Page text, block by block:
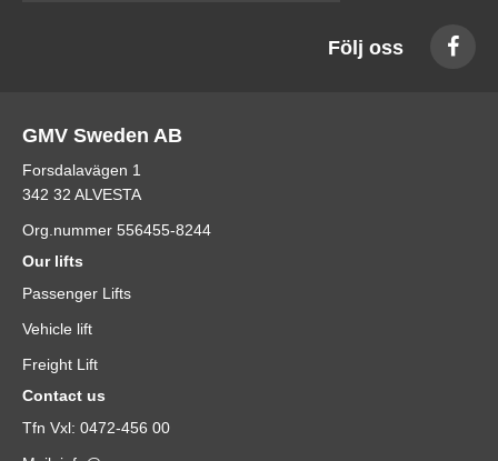
Följ oss
GMV Sweden AB
Forsdalavägen 1
342 32 ALVESTA
Org.nummer 556455-8244
Our lifts
Passenger Lifts
Vehicle lift
Freight Lift
Contact us
Tfn Vxl: 0472-456 00